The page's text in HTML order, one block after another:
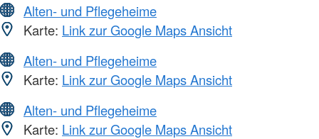
Alten- und Pflegeheime
Karte: Link zur Google Maps Ansicht
Alten- und Pflegeheime
Karte: Link zur Google Maps Ansicht
Alten- und Pflegeheime
Karte: Link zur Google Maps Ansicht